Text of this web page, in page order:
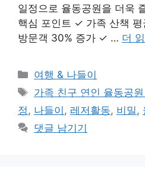
일정으로 율동공원을 더욱
핵심 포인트 ✓ 가족 산책
방문객 30% 증가 ✓ … 더
카
테
고
리
여행 & 나들이
태
그
가족 친구 연인 율동공
정 , 나들이 , 레저활동, 비밀 ,
댓글 남기기